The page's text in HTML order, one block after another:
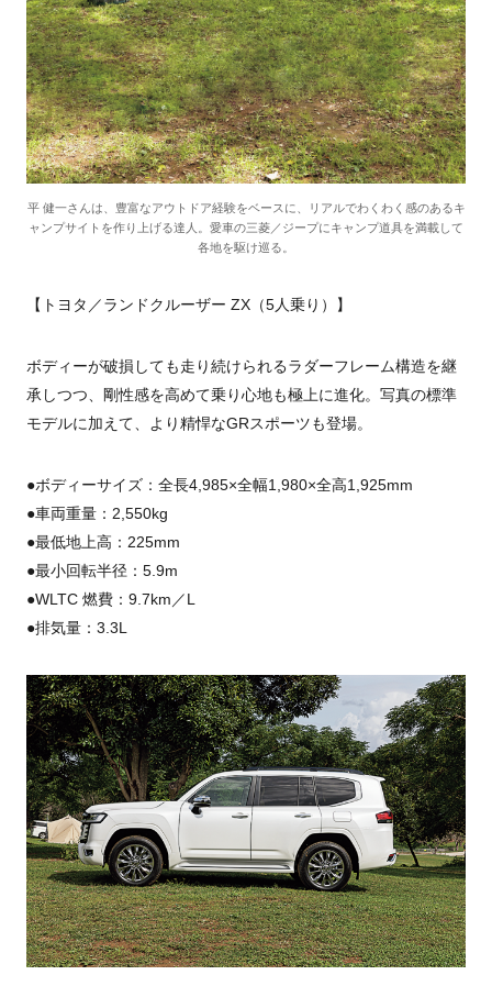
平 健一さんは、豊富なアウトドア経験をベースに、リアルでわくわく感のあるキ
ャンプサイトを作り上げる達人。愛車の三菱／ジープにキャンプ道具を満載して
各地を駆け巡る。
【トヨタ／ランドクルーザー ZX（5人乗り）】
ボディーが破損しても走り続けられるラダーフレーム構造を継
承しつつ、剛性感を高めて乗り心地も極上に進化。写真の標準
モデルに加えて、より精悍なGRスポーツも登場。
●ボディーサイズ：全長4,985×全幅1,980×全高1,925mm
●車両重量：2,550kg
●最低地上高：225mm
●最小回転半径：5.9m
●WLTC 燃費：9.7km／L
●排気量：3.3L